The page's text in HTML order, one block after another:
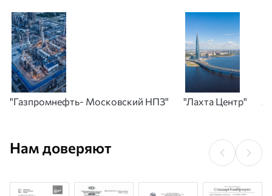
"Газпромнефть- Московский НПЗ" "Лахта Центр"
Нам доверяют